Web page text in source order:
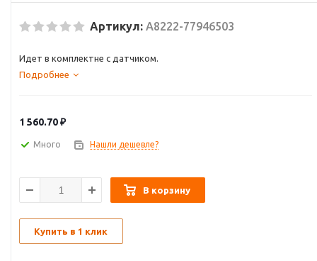
Артикул: A8222-77946503
Идет в комплектне с датчиком.
Подробнее
1 560.70₽
Много Нашли дешевле?
В корзину
Купить в 1 клик